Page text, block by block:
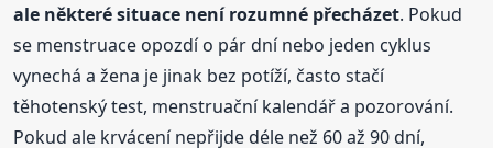
ale některé situace není rozumné přecházet. Pokud
se menstruace opozdí o pár dní nebo jeden cyklus
vynechá a žena je jinak bez potíží, často stačí
těhotenský test, menstruační kalendář a pozorování.
Pokud ale krvácení nepřijde déle než 60 až 90 dní,